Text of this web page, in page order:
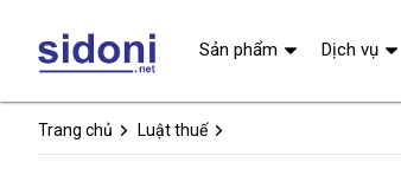
Trang chủ Luật thuế
Sản phẩm Dịch vụ